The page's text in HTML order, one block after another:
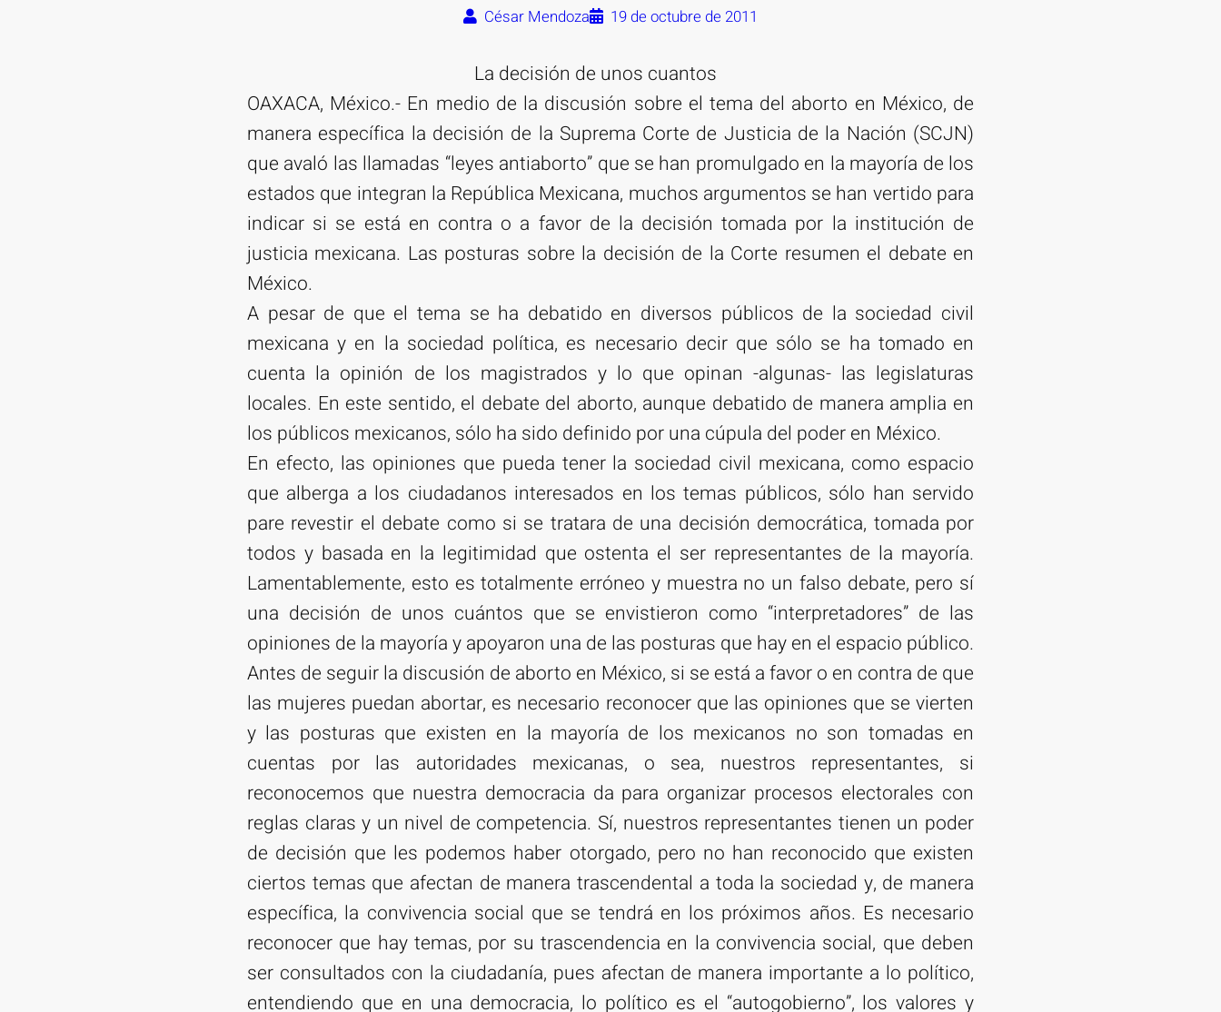
César Mendoza 19 de octubre de 2011
La decisión de unos cuantos
OAXACA, México.- En medio de la discusión sobre el tema del aborto en México, de
manera específica la decisión de la Suprema Corte de Justicia de la Nación (SCJN)
que avaló las llamadas “leyes antiaborto” que se han promulgado en la mayoría de los
estados que integran la República Mexicana, muchos argumentos se han vertido para
indicar si se está en contra o a favor de la decisión tomada por la institución de
justicia mexicana. Las posturas sobre la decisión de la Corte resumen el debate en
México.
A pesar de que el tema se ha debatido en diversos públicos de la sociedad civil
mexicana y en la sociedad política, es necesario decir que sólo se ha tomado en
cuenta la opinión de los magistrados y lo que opinan -algunas- las legislaturas
locales. En este sentido, el debate del aborto, aunque debatido de manera amplia en
los públicos mexicanos, sólo ha sido definido por una cúpula del poder en México.
En efecto, las opiniones que pueda tener la sociedad civil mexicana, como espacio
que alberga a los ciudadanos interesados en los temas públicos, sólo han servido
pare revestir el debate como si se tratara de una decisión democrática, tomada por
todos y basada en la legitimidad que ostenta el ser representantes de la mayoría.
Lamentablemente, esto es totalmente erróneo y muestra no un falso debate, pero sí
una decisión de unos cuántos que se envistieron como “interpretadores” de las
opiniones de la mayoría y apoyaron una de las posturas que hay en el espacio público.
Antes de seguir la discusión de aborto en México, si se está a favor o en contra de que
las mujeres puedan abortar, es necesario reconocer que las opiniones que se vierten
y las posturas que existen en la mayoría de los mexicanos no son tomadas en
cuentas por las autoridades mexicanas, o sea, nuestros representantes, si
reconocemos que nuestra democracia da para organizar procesos electorales con
reglas claras y un nivel de competencia. Sí, nuestros representantes tienen un poder
de decisión que les podemos haber otorgado, pero no han reconocido que existen
ciertos temas que afectan de manera trascendental a toda la sociedad y, de manera
específica, la convivencia social que se tendrá en los próximos años. Es necesario
reconocer que hay temas, por su trascendencia en la convivencia social, que deben
ser consultados con la ciudadanía, pues afectan de manera importante a lo político,
entendiendo que en una democracia, lo político es el “autogobierno”, los valores y